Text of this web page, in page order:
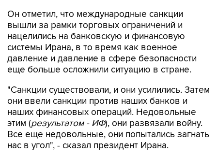
Он отметил, что международные санкции
вышли за рамки торговых ограничений и
нацелились на банковскую и финансовую
системы Ирана, в то время как военное
давление и давление в сфере безопасности
еще больше осложнили ситуацию в стране.
"Санкции существовали, и они усилились. Затем
они ввели санкции против наших банков и
наших финансовых операций. Недовольные
этим (результатом - ИФ), они развязали войну.
Все еще недовольные, они попытались загнать
нас в угол", - сказал президент Ирана.